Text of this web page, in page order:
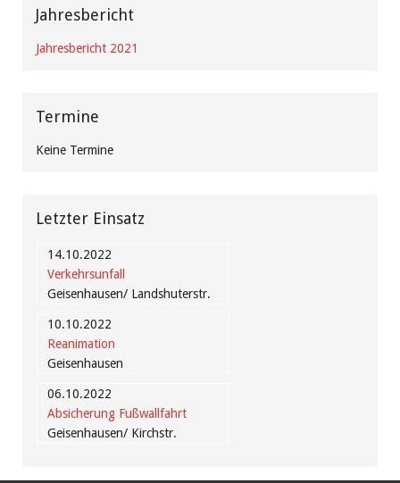
Jahresbericht
Jahresbericht 2021
Termine
Keine Termine
Letzter Einsatz
14.10.2022
Verkehrsunfall
Geisenhausen/ Landshuterstr.
10.10.2022
Reanimation
Geisenhausen
06.10.2022
Absicherung Fußwallfahrt
Geisenhausen/ Kirchstr.